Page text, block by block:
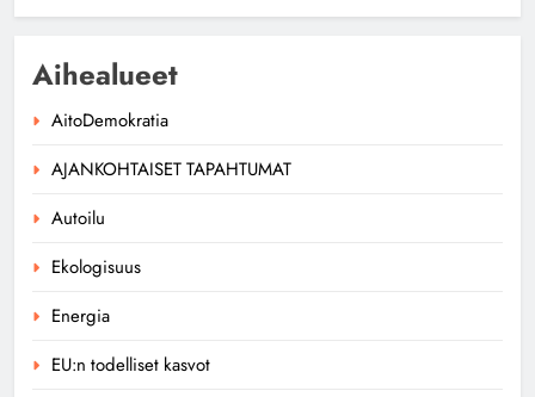
Aihealueet
AitoDemokratia
AJANKOHTAISET TAPAHTUMAT
Autoilu
Ekologisuus
Energia
EU:n todelliset kasvot